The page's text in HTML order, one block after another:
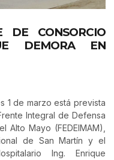
DE CONSORCIO
DEMORA EN
1 de marzo está prevista
Integral de Defensa
Alto Mayo (FEDEIMAM),
de San Martín y el
Ing. Enrique